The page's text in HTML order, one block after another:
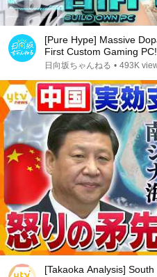
[Pure Hype] Massive
First Custom Gaming
日向坂ちゃんねる • 493K
[Takaoka Analysis]